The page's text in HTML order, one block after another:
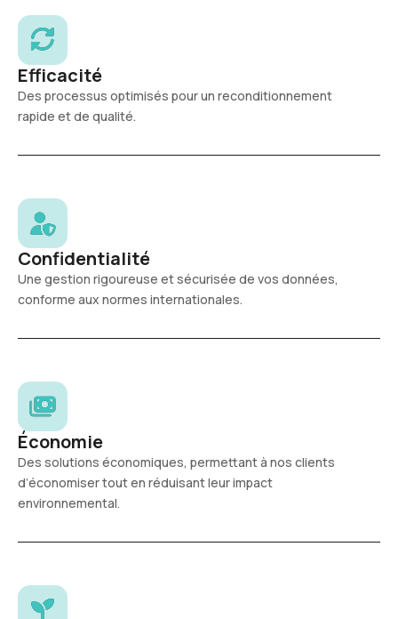
Efficacité
Des processus optimisés pour un reconditionnement
rapide et de qualité.
Confidentialité
Une gestion rigoureuse et sécurisée de vos données,
conforme aux normes internationales.
Économie
Des solutions économiques, permettant à nos clients
d’économiser tout en réduisant leur impact
environnemental.